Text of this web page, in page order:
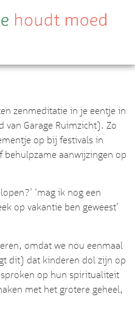
zenmeditatie in je eentje in
van Garage Ruimzicht). Zo
op bij festivals in
aanwijzingen op
‘mag ik nog een
op vakantie ben geweest’
omdat we nou eenmaal
dit) dat kinderen dol zijn op
op hun spiritualiteit
met het grotere geheel,